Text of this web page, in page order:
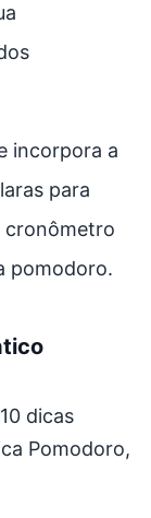
incorpora a
para
cronômetro
pomodoro.
dicas
Pomodoro,